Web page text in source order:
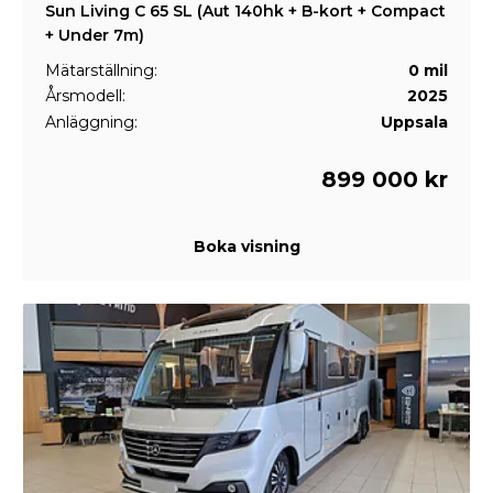
Sun Living C 65 SL (Aut 140hk + B-kort + Compact
+ Under 7m)
Mätarställning:
0 mil
Årsmodell:
2025
Anläggning:
Uppsala
899 000 kr
Boka visning